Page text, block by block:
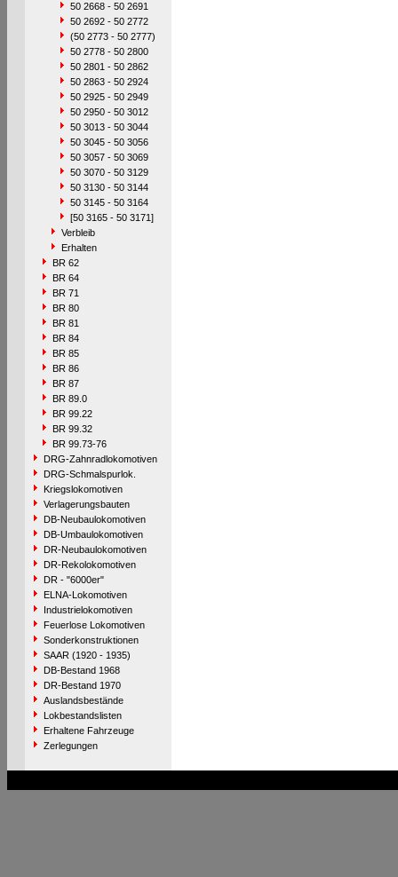
50 2668 - 50 2691
50 2692 - 50 2772
(50 2773 - 50 2777)
50 2778 - 50 2800
50 2801 - 50 2862
50 2863 - 50 2924
50 2925 - 50 2949
50 2950 - 50 3012
50 3013 - 50 3044
50 3045 - 50 3056
50 3057 - 50 3069
50 3070 - 50 3129
50 3130 - 50 3144
50 3145 - 50 3164
[50 3165 - 50 3171]
Verbleib
Erhalten
BR 62
BR 64
BR 71
BR 80
BR 81
BR 84
BR 85
BR 86
BR 87
BR 89.0
BR 99.22
BR 99.32
BR 99.73-76
DRG-Zahnradlokomotiven
DRG-Schmalspurlok.
Kriegslokomotiven
Verlagerungsbauten
DB-Neubaulokomotiven
DB-Umbaulokomotiven
DR-Neubaulokomotiven
DR-Rekolokomotiven
DR - "6000er"
ELNA-Lokomotiven
Industrielokomotiven
Feuerlose Lokomotiven
Sonderkonstruktionen
SAAR (1920 - 1935)
DB-Bestand 1968
DR-Bestand 1970
Auslandsbestände
Lokbestandslisten
Erhaltene Fahrzeuge
Zerlegungen